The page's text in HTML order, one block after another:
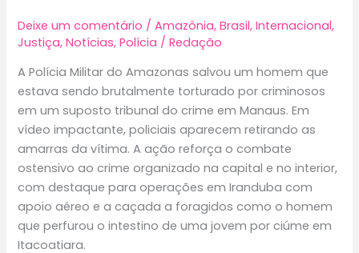
Deixe um comentário /Amazônia,Brasil,Internacional,
Justiça,Notícias,Polícia /Redação
A Polícia Militar do Amazonas salvou um homem que
estava sendo brutalmente torturado por criminosos
em um suposto tribunal do crime em Manaus. Em
vídeo impactante, policiais aparecem retirando as
amarras da vítima. A ação reforça o combate
ostensivo ao crime organizado na capital e no interior,
com destaque para operações em Iranduba com
apoio aéreo e a caçada a foragidos como o homem
que perfurou o intestino de uma jovem por ciúme em
Itacoatiara.